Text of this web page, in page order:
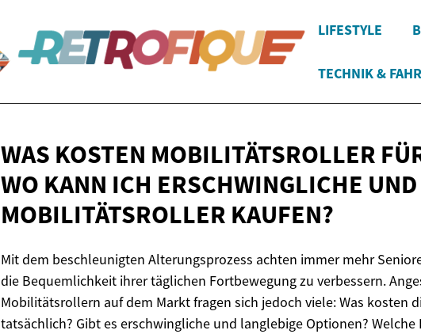
LIFESTYLE
TECHNIK &
WAS KOSTEN MOBILITÄTSROLLER
WO KANN ICH ERSCHWINGLICHE
MOBILITÄTSROLLER KAUFEN?
Mit dem beschleunigten Alterungsprozess achten immer mehr
die Bequemlichkeit ihrer täglichen Fortbewegung zu verbessern.
Mobilitätsrollern auf dem Markt fragen sich jedoch viele: Was kosten
tatsächlich? Gibt es erschwingliche und langlebige Optionen? Welche